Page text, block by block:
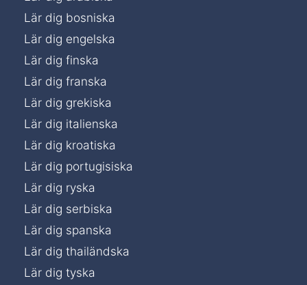
Lär dig bosniska
Lär dig engelska
Lär dig finska
Lär dig franska
Lär dig grekiska
Lär dig italienska
Lär dig kroatiska
Lär dig portugisiska
Lär dig ryska
Lär dig serbiska
Lär dig spanska
Lär dig thailändska
Lär dig tyska